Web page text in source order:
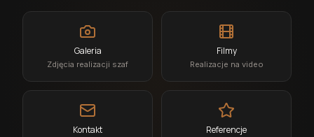
Galeria
Zdjęcia realizacji szaf
Filmy
Realizacje na video
Kontakt Referencje